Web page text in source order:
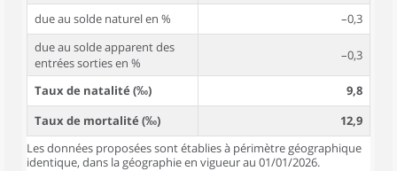
due au solde naturel en %
–0,3
due au solde apparent des
entrées sorties en %
–0,3
Taux de natalité (‰)
9,8
Taux de mortalité (‰)
12,9
Les données proposées sont établies à périmètre géographique
identique, dans la géographie en vigueur au 01/01/2026.